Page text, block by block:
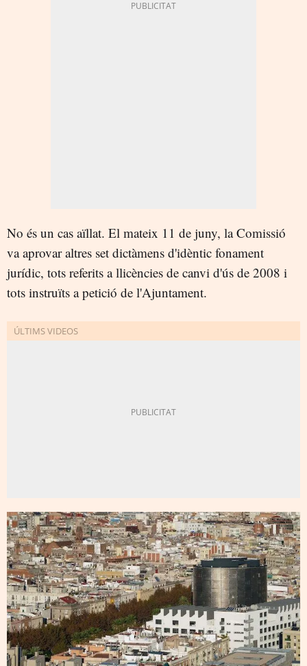
No és un cas aïllat. El mateix 11 de juny, la Comissió
va aprovar altres set dictàmens d'idèntic fonament
jurídic, tots referits a llicències de canvi d'ús de 2008 i
tots instruïts a petició de l'Ajuntament.